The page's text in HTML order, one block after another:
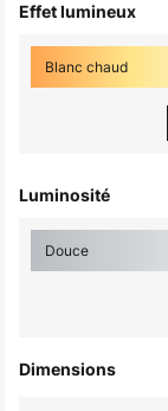
Effet lumineux
Blanc chaud
Luminosité
Douce
Dimensions